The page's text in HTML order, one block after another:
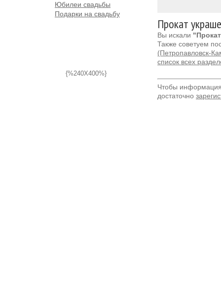
Юбилеи свадьбы
Подарки на свадьбу
{%240X400%}
Прокат
Вы искали
Также советуем
(Петропавловск-
список всех
Чтобы
достаточно